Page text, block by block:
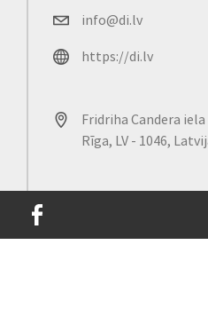
info@di.lv
https://di.lv
Fridriha Candera iela
Rīga, LV - 1046,